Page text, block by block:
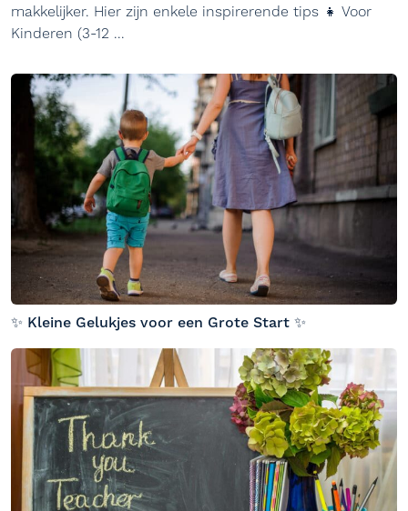
makkelijker. Hier zijn enkele inspirerende tips 👧 Voor
Kinderen (3-12 ...
✨ Kleine Gelukjes voor een Grote Start ✨